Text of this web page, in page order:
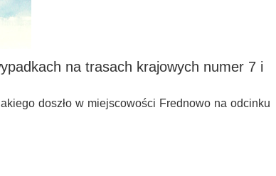
na trasach krajowych numer 7 i
doszło w miejscowości Frednowo na odcinku